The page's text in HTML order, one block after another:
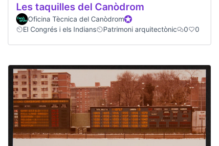
Les taquilles del Canòdrom
Oficina Tècnica del CanòdromOfficial participant
El Congrés i els Indians
Patrimoni arquitectònic 0 0